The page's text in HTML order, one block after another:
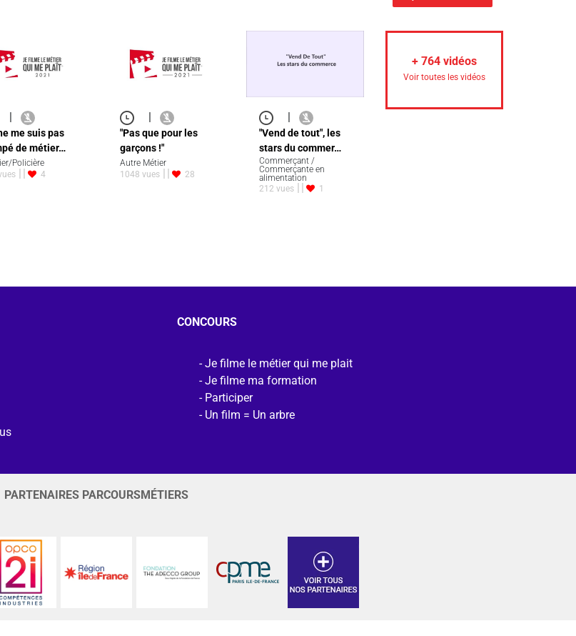
me suis pas
de métier…
Policière
4
"Pas que pour les
garçons !"
Autre Métier
1048 vues
28
"Vend de tout", les
stars du commer…
Commerçant /
Commerçante en
alimentation
212 vues
1
+ 764 vidéos
Voir toutes les vidéos
CONCOURS
Je filme le métier qui me plait
Je filme ma formation
Participer
Un film = Un arbre
PARTENAIRES PARCOURSMÉTIERS